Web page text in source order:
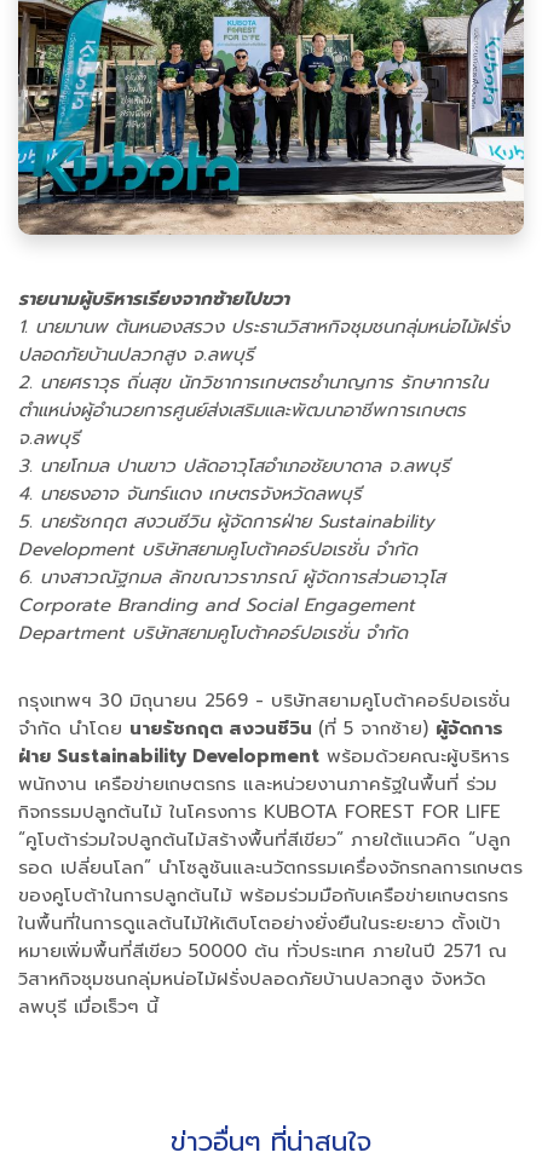
รายนามผู้บริหารเรียงจากซ้ายไปขวา
1. นายมานพ ต้นหนองสรวง ประธานวิสาหกิจชุมชนกลุ่มหน่อไม้ฝรั่ง
ปลอดภัยบ้านปลวกสูง จ.ลพบุรี
2. นายศราวุธ ถิ่นสุข นักวิชาการเกษตรชำนาญการ รักษาการใน
ตำแหน่งผู้อำนวยการศูนย์ส่งเสริมและพัฒนาอาชีพการเกษตร
จ.ลพบุรี
3. นายโกมล ปานขาว ปลัดอาวุโสอำเภอชัยบาดาล จ.ลพบุรี
4. นายธงอาจ จันทร์แดง เกษตรจังหวัดลพบุรี
5. นายรัชกฤต สงวนชีวิน ผู้จัดการฝ่าย Sustainability
Development บริษัทสยามคูโบต้าคอร์ปอเรชั่น จำกัด
6. นางสาวณัฐกมล ลักขณาวราภรณ์ ผู้จัดการส่วนอาวุโส
Corporate Branding and Social Engagement
Department บริษัทสยามคูโบต้าคอร์ปอเรชั่น จำกัด
กรุงเทพฯ 30 มิถุนายน 2569 - บริษัทสยามคูโบต้าคอร์ปอเรชั่น
จำกัด นำโดย นายรัชกฤต สงวนชีวิน (ที่ 5 จากซ้าย) ผู้จัดการ
ฝ่าย Sustainability Development พร้อมด้วยคณะผู้บริหาร
พนักงาน เครือข่ายเกษตรกร และหน่วยงานภาครัฐในพื้นที่ ร่วม
กิจกรรมปลูกต้นไม้ ในโครงการ KUBOTA FOREST FOR LIFE
“คูโบต้าร่วมใจปลูกต้นไม้สร้างพื้นที่สีเขียว” ภายใต้แนวคิด “ปลูก
รอด เปลี่ยนโลก” นำโซลูชันและนวัตกรรมเครื่องจักรกลการเกษตร
ของคูโบต้าในการปลูกต้นไม้ พร้อมร่วมมือกับเครือข่ายเกษตรกร
ในพื้นที่ในการดูแลต้นไม้ให้เติบโตอย่างยั่งยืนในระยะยาว ตั้งเป้า
หมายเพิ่มพื้นที่สีเขียว 50000 ต้น ทั่วประเทศ ภายในปี 2571 ณ
วิสาหกิจชุมชนกลุ่มหน่อไม้ฝรั่งปลอดภัยบ้านปลวกสูง จังหวัด
ลพบุรี เมื่อเร็วๆ นี้
ข่าวอื่นๆ ที่น่าสนใจ